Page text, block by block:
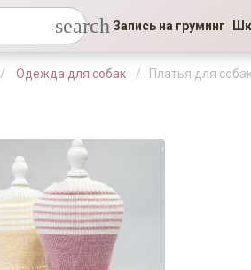
search Запись на груминг
Одежда для собак Платья для